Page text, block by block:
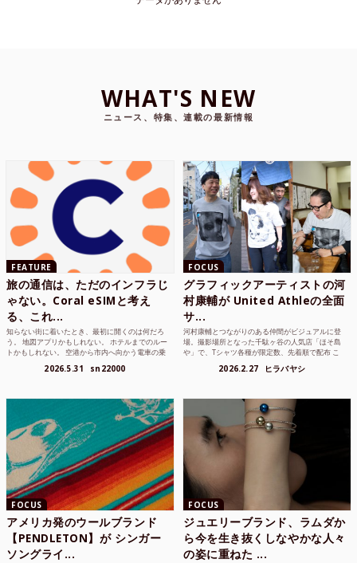
WHAT'S NEW
ニュース、特集、連載の最新情報
FEATURE
旅の通信は、ただのインフラじ
ゃない。Coral eSIMと考え
る、これ...
知らない街に着いたとき、最初に開くのは何だろ
う。 地図アプリかもしれない。 ホテルまでのルー
トかもしれない。 空港から市内へ向かう電車の乗
2026.5.31 sn22000
FOCUS
グラフィックアーティストの河
村康輔が United Athleの全面
サ...
河村康輔とつながりのある仲間がビジュアルに登
場。撮影場所となった千駄ヶ谷の人気店「ほそ島
や」で、Tシャツ各種が限定数、先着順で配布 こ
2026.2.27 ヒラバヤシ
FOCUS
アメリカ発のウールブランド
【PENDLETON】が シンガー
ソングライ...
FOCUS
ジュエリーブランド、ラムダか
ら今を生き抜くしなやかな人々
の姿に重ねた ...